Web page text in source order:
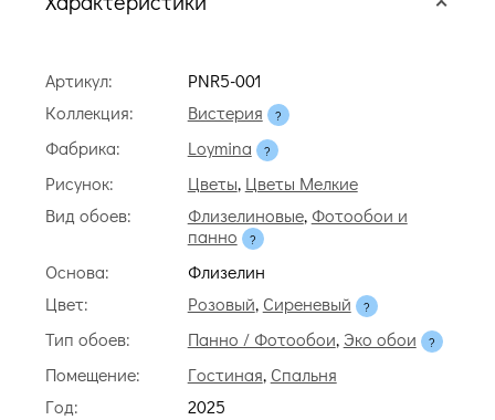
Артикул:
PNR5-001
Коллекция:
Вистерия
Фабрика:
Loymina
Рисунок:
Цветы, Цветы Мелкие
Вид обоев:
Флизелиновые, Фотообои и
панно
Основа:
Флизелин
Цвет:
Розовый, Сиреневый
Тип обоев:
Панно / Фотообои, Эко обои
Помещение:
Гостиная, Спальня
Год:
2025